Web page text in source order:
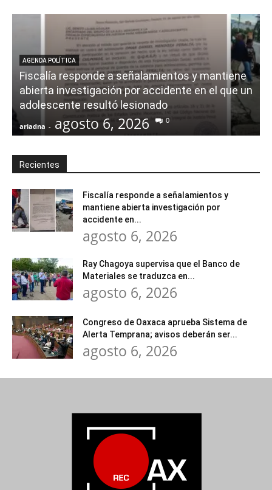
AGENDA POLÍTICA
Fiscalía responde a señalamientos y mantiene
abierta investigación por accidente en el que un
adolescente resultó lesionado
ariadna - agosto 6, 2026 0
Recientes
Fiscalía responde a señalamientos y
mantiene abierta investigación por
accidente en...
agosto 6, 2026
Ray Chagoya supervisa que el Banco de
Materiales se traduzca en...
agosto 6, 2026
Congreso de Oaxaca aprueba Sistema de
Alerta Temprana; avisos deberán ser...
agosto 6, 2026